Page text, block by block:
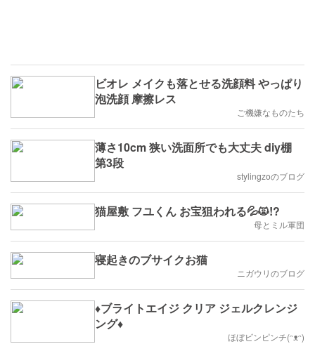
ビオレ メイクも落とせる洗顔料 やっぱり
泡洗顔 摩擦レス
ご機嫌なものたち
薄さ10cm 狭い洗面所でも大丈夫 diy棚
第3段
stylingzoのブログ
猫屋敷 フユくん お宝狙われる💦🙀!?
母とミル軍団
寝起きのブサイクお猫
ニガウリのブログ
♦︎ブライトエイジ クリア ジェルクレンジ
ング♦︎
ほぼビンピンチ(ᵔᴥᵔ)